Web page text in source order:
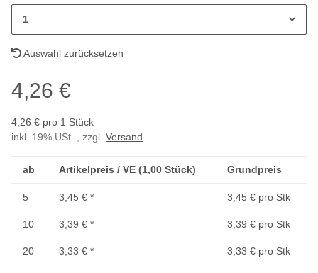
1
Auswahl zurücksetzen
4,26 €
4,26 € pro 1 Stück
inkl. 19% USt. , zzgl. Versand
ab Artikelpreis / VE (1,00 Stück) Grundpreis
5 3,45 € * 3,45 € pro Stk
10 3,39 € * 3,39 € pro Stk
20 3,33 € * 3,33 € pro Stk